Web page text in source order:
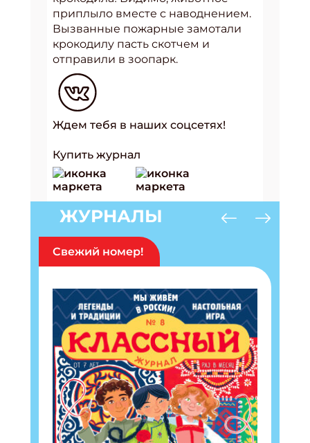
приплыло вместе с наводнением.
Вызванные пожарные замотали
крокодилу пасть скотчем и
отправили в зоопарк.
Ждем тебя в наших соцсетях!
Купить журнал
ЖУРНАЛЫ
Свежий номер!